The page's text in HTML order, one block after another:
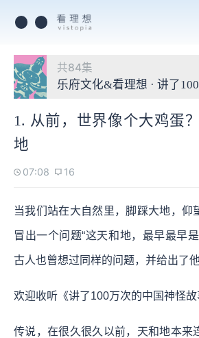
共84集
乐府文化&看理想 · 讲了
1. 从前，世界像个大鸡蛋
地
07:08 16
当我们站在大自然里，脚踩大地，仰
冒出一个问题“这天和地，最早最早
古人也曾想过同样的问题，并给出了
欢迎收听《讲了100万次的中国神怪故
传说，在很久很久以前，天和地本来